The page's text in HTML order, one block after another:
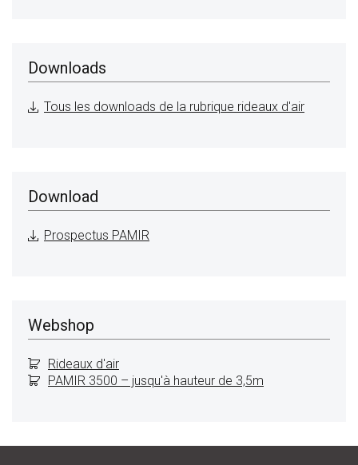
Downloads
Tous les downloads de la rubrique rideaux d'air
Download
Prospectus PAMIR
Webshop
Rideaux d'air
PAMIR 3500 – jusqu'à hauteur de 3,5m